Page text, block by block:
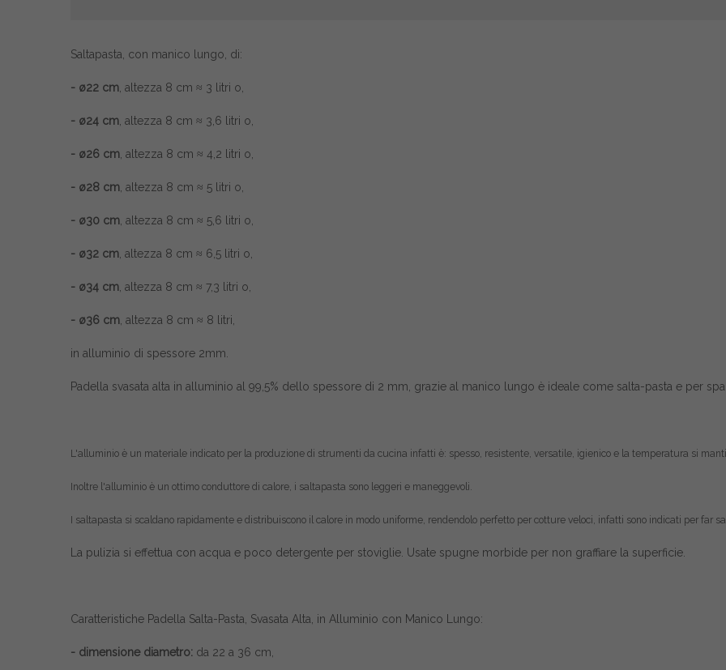
Saltapasta, con manico lungo, di:
- ø22 cm , altezza 8 cm ≈ 3 litri o,
- ø24 cm , altezza 8 cm ≈ 3,6 litri o,
- ø26 cm , altezza 8 cm ≈ 4,2 litri o,
- ø28 cm , altezza 8 cm ≈ 5 litri o,
- ø30 cm , altezza 8 cm ≈ 5,6 litri o,
- ø32 cm , altezza 8 cm ≈ 6,5 litri o,
- ø34 cm , altezza 8 cm ≈ 7,3 litri o,
- ø36 cm , altezza 8 cm ≈ 8 litri,
in alluminio di spessore 2mm.
Padella svasata alta in alluminio al 99,5% dello spessore di 2 mm, grazie al manico lungo è ideale come salta-pasta e per
L'alluminio è un materiale indicato per la produzione di strumenti da cucina infatti è: spesso, resistente, versatile, igienico e la temperatura si
Inoltre l'alluminio è un ottimo conduttore di calore, i saltapasta sono leggeri e maneggevoli.
I saltapasta si scaldano rapidamente e distribuiscono il calore in modo uniforme, rendendolo perfetto per cotture veloci, infatti sono indicati per far
La pulizia si effettua con acqua e poco detergente per stoviglie. Usate spugne morbide per non graffiare la superficie.
Caratteristiche Padella Salta-Pasta, Svasata Alta, in Alluminio con Manico Lungo:
- dimensione diametro: da 22 a 36 cm,